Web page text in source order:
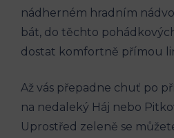
nádherném hradním
bát, do těchto‍
⁣dostat komfortně přímou⁣
Až ‌vás přepadne‍ chuť po
na nedaleký ​Háj nebo
Uprostřed zeleně se